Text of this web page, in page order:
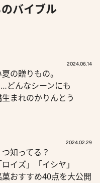
バイブル
2024.06.14
の贈りもの。
どんなシーンにも
まれのかりんとう
2024.02.29
知ってる？
ロイズ」「イシヤ」
おすすめ40点を大公開